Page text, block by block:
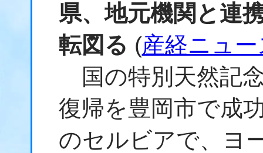
県、地元機関と連
転図る (産経ニュー
国の特別天然記
復帰を豊岡市で成
のセルビアで、ヨ